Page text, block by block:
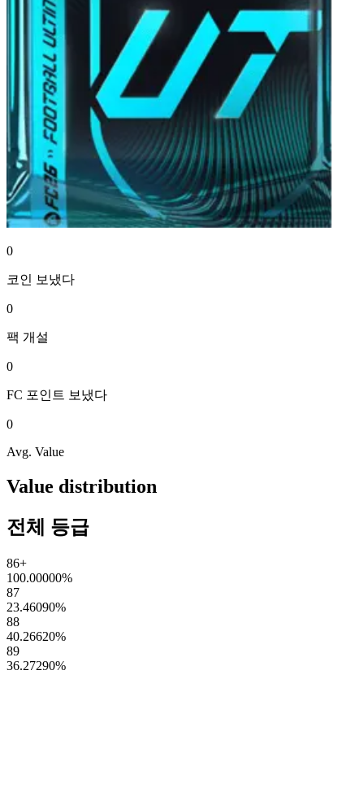
0
코인 보냈다
0
팩 개설
0
FC 포인트 보냈다
0
Avg. Value
Value distribution
전체 등급
86+
100.00000%
87
23.46090%
88
40.26620%
89
36.27290%